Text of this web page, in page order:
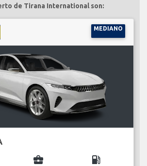
de Tirana International son:
MEDIANO
business_center local_gas_station